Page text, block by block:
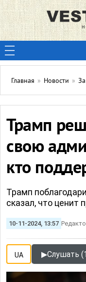
Главная » Новости »
Трамп
свою
кто
Трамп
сказал, что
10-11-2024, 13:57
UA ▶Слушать